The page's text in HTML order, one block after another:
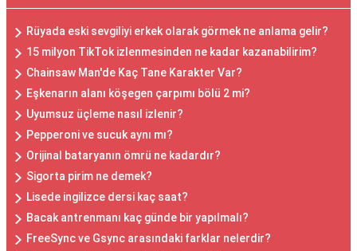
Rüyada eski sevgiliyi erkek olarak görmek ne anlama gelir?
15 milyon TikTok izlenmesinden ne kadar kazanabilirim?
Chainsaw Man'de Kaç Tane Karakter Var?
Eşkenarın alanı köşegen çarpımı bölü 2 mi?
Uyumsuz üçleme nasıl izlenir?
Pepperoni ve sucuk aynı mı?
Orijinal bataryanın ömrü ne kadardır?
Sigorta pirim ne demek?
Lisede ingilizce dersi kaç saat?
Bacak antrenmanı kaç günde bir yapılmalı?
FreeSync ve Gsync arasındaki farklar nelerdir?